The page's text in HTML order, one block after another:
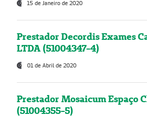
15 de Janeiro de 2020
Prestador Decordis Exames
LTDA (51004347-4)
01 de Abril de 2020
Prestador Mosaicum Espaço
(51004355-5)